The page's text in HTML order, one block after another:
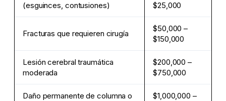
(esguinces, contusiones)
$25,000
Fracturas que requieren cirugía
$50,000 –
$150,000
Lesión cerebral traumática
moderada
$200,000 –
$750,000
Daño permanente de columna o
$1,000,000 –